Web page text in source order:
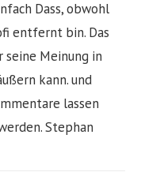
Dass, obwohl
entfernt bin. Das
seine Meinung in
kann. und
lassen
Stephan